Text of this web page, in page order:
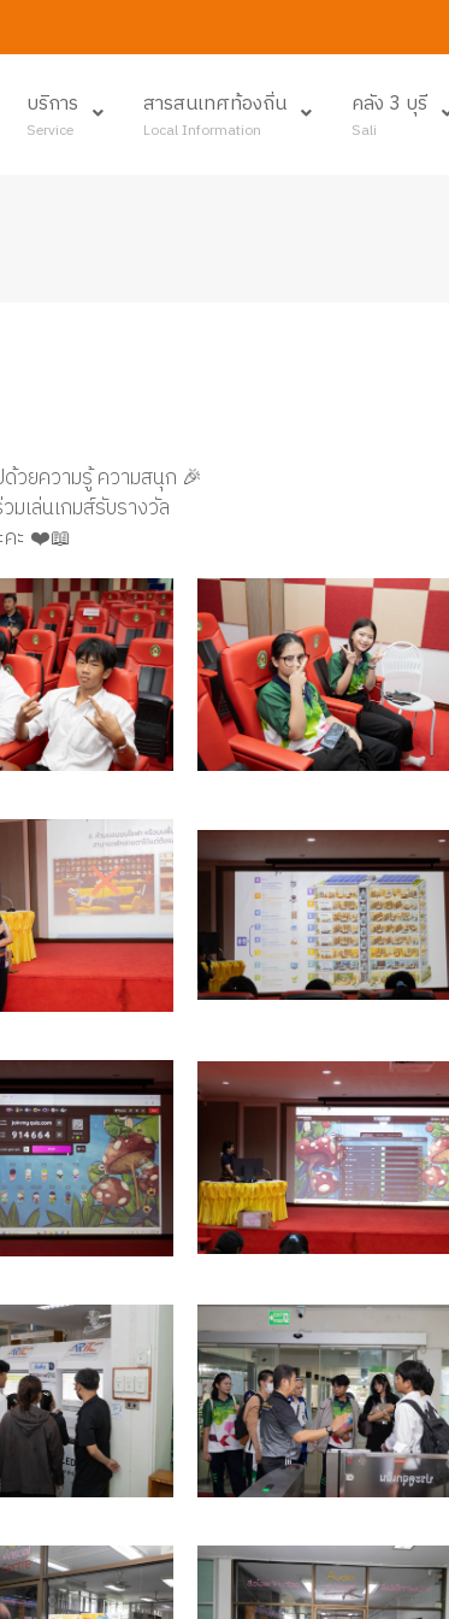
บริการ
Service
สารสนเทศท้องถิ่น
Local Information
คลัง 3 บุรี
Sali
วยความรู้ ความสนุก 🎉
เล่นเกมส์รับรางวัล
คะ ❤️📖